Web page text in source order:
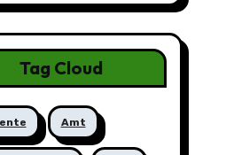
Tag Cloud
Amt